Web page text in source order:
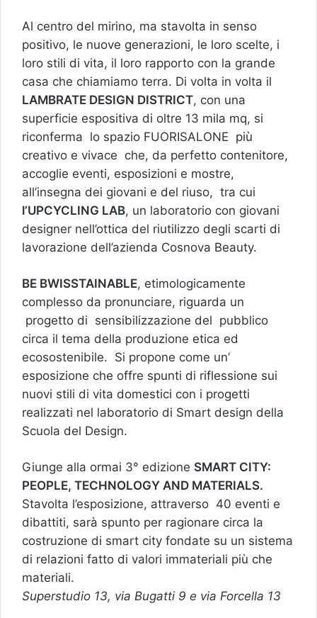
Al centro del mirino, ma stavolta in senso
positivo, le nuove generazioni, le loro scelte, i
loro stili di vita, il loro rapporto con la grande
casa che chiamiamo terra. Di volta in volta il
LAMBRATE DESIGN DISTRICT, con una
superficie espositiva di oltre 13 mila mq, si
riconferma lo spazio FUORISALONE più
creativo e vivace che, da perfetto contenitore,
accoglie eventi, esposizioni e mostre,
all’insegna dei giovani e del riuso, tra cui
l’UPCYCLING LAB, un laboratorio con giovani
designer nell’ottica del riutilizzo degli scarti di
lavorazione dell’azienda Cosnova Beauty.
BE BWISSTAINABLE, etimologicamente
complesso da pronunciare, riguarda un
progetto di sensibilizzazione del pubblico
circa il tema della produzione etica ed
ecosostenibile. Si propone come un’
esposizione che offre spunti di riflessione sui
nuovi stili di vita domestici con i progetti
realizzati nel laboratorio di Smart design della
Scuola del Design.
Giunge alla ormai 3° edizione SMART CITY:
PEOPLE, TECHNOLOGY AND MATERIALS.
Stavolta l’esposizione, attraverso 40 eventi e
dibattiti, sarà spunto per ragionare circa la
costruzione di smart city fondate su un sistema
di relazioni fatto di valori immateriali più che
materiali.
Superstudio 13, via Bugatti 9 e via Forcella 13